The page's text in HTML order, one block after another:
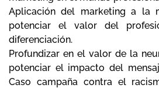
Aplicación del marketing a la
potenciar el valor del
diferenciación.
Profundizar en el valor de la
potenciar el impacto del
Caso campaña contra el